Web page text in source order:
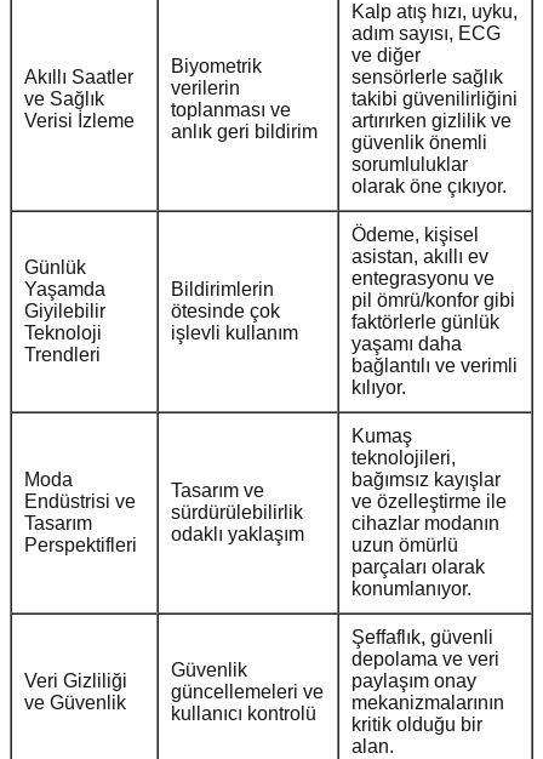
Akıllı Saatler
ve Sağlık
Verisi İzleme
Biyometrik
verilerin
toplanması ve
anlık geri bildirim
Kalp atış hızı, uyku,
adım sayısı, ECG
ve diğer
sensörlerle sağlık
takibi güvenilirliğini
artırırken gizlilik ve
güvenlik önemli
sorumluluklar
olarak öne çıkıyor.
Günlük
Yaşamda
Giyilebilir
Teknoloji
Trendleri
Bildirimlerin
ötesinde çok
işlevli kullanım
Ödeme, kişisel
asistan, akıllı ev
entegrasyonu ve
pil ömrü/konfor gibi
faktörlerle günlük
yaşamı daha
bağlantılı ve verimli
kılıyor.
Moda
Endüstrisi ve
Tasarım
Perspektifleri
Tasarım ve
sürdürülebilirlik
odaklı yaklaşım
Kumaş
teknolojileri,
bağımsız kayışlar
ve özelleştirme ile
cihazlar modanın
uzun ömürlü
parçaları olarak
konumlanıyor.
Veri Gizliliği
ve Güvenlik
Güvenlik
güncellemeleri ve
kullanıcı kontrolü
Şeffaflık, güvenli
depolama ve veri
paylaşım onay
mekanizmalarının
kritik olduğu bir
alan.